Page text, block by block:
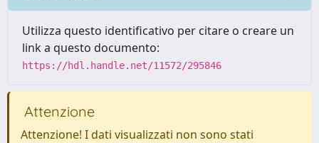
Utilizza questo identificativo per citare o creare un
link a questo documento:
https://hdl.handle.net/11572/295846
Attenzione
Attenzione! I dati visualizzati non sono stati